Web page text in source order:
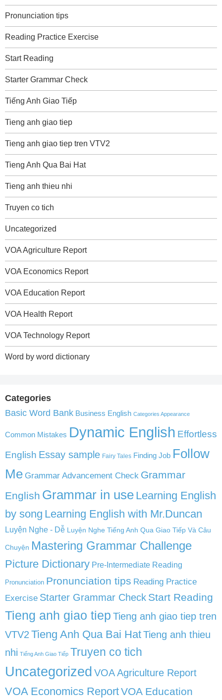
Pronunciation tips
Reading Practice Exercise
Start Reading
Starter Grammar Check
Tiếng Anh Giao Tiếp
Tieng anh giao tiep
Tieng anh giao tiep tren VTV2
Tieng Anh Qua Bai Hat
Tieng anh thieu nhi
Truyen co tich
Uncategorized
VOA Agriculture Report
VOA Economics Report
VOA Education Report
VOA Health Report
VOA Technology Report
Word by word dictionary
Categories
Basic Word Bank Business English Categories Appearance
Common Mistakes Dynamic English Effortless
English Essay sample Fairy Tales Finding Job Follow
Me Grammar Advancement Check Grammar
English Grammar in use Learning English
by song Learning English with Mr.Duncan
Luyện Nghe - Dễ Luyện Nghe Tiếng Anh Qua Giao Tiếp Và Câu
Chuyện Mastering Grammar Challenge
Picture Dictionary Pre-Intermediate Reading
Pronunciation Pronunciation tips Reading Practice
Exercise Starter Grammar Check Start Reading
Tieng anh giao tiep Tieng anh giao tiep tren
VTV2 Tieng Anh Qua Bai HatTieng anh thieu
nhi Tiếng Anh Giao Tiếp Truyen co tich
Uncategorized VOA Agriculture Report
VOA Economics ReportVOA Education